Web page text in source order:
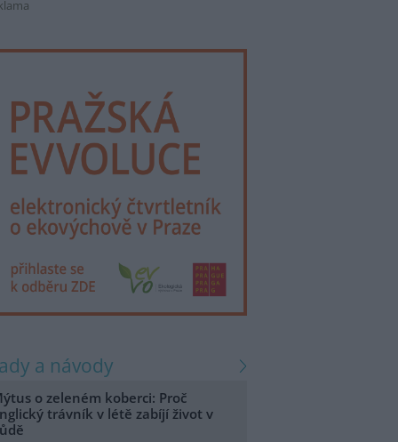
a návody
o zeleném koberci: Proč
trávník v létě zabíjí život v